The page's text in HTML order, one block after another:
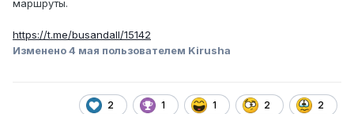
маршруты.
https://t.me/busandall/15142
Изменено4 мая пользователем Kirusha
2 1 1 2 2